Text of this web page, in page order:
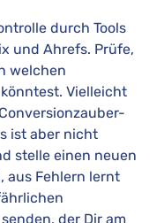
durch Tools
und Ahrefs. Prüfe,
welchen
Vielleicht
ist aber nicht
stelle einen neuen
aus Fehlern lernt
der Dir am